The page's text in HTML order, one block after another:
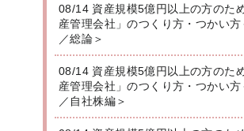
08/14 資産規模5億円以上の方のた
産管理会社」のつくり方・つかい方
／総論＞
08/14 資産規模5億円以上の方のた
産管理会社」のつくり方・つかい方
／自社株編＞